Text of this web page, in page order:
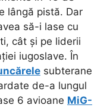
lângă pistă. Dar
să-i lase cu
cât și pe liderii
iugoslave. În
subterane
de-a lungul
6 avioane MiG-